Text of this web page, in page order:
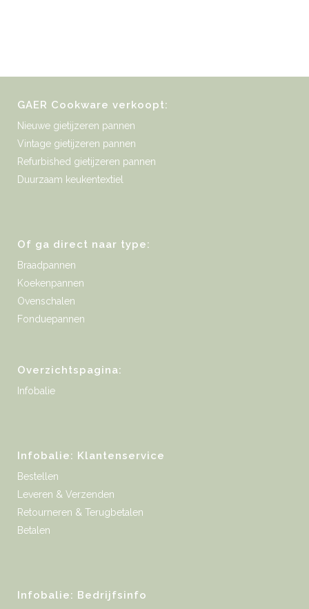
GAER Cookware verkoopt:
Nieuwe gietijzeren pannen
Vintage gietijzeren pannen
Refurbished gietijzeren pannen
Duurzaam keukentextiel
Of ga direct naar type:
Braadpannen
Koekenpannen
Ovenschalen
Fonduepannen
Overzichtspagina:
Infobalie
Infobalie: Klantenservice
Bestellen
Leveren & Verzenden
Retourneren & Terugbetalen
Betalen
Infobalie: Bedrijfsinfo